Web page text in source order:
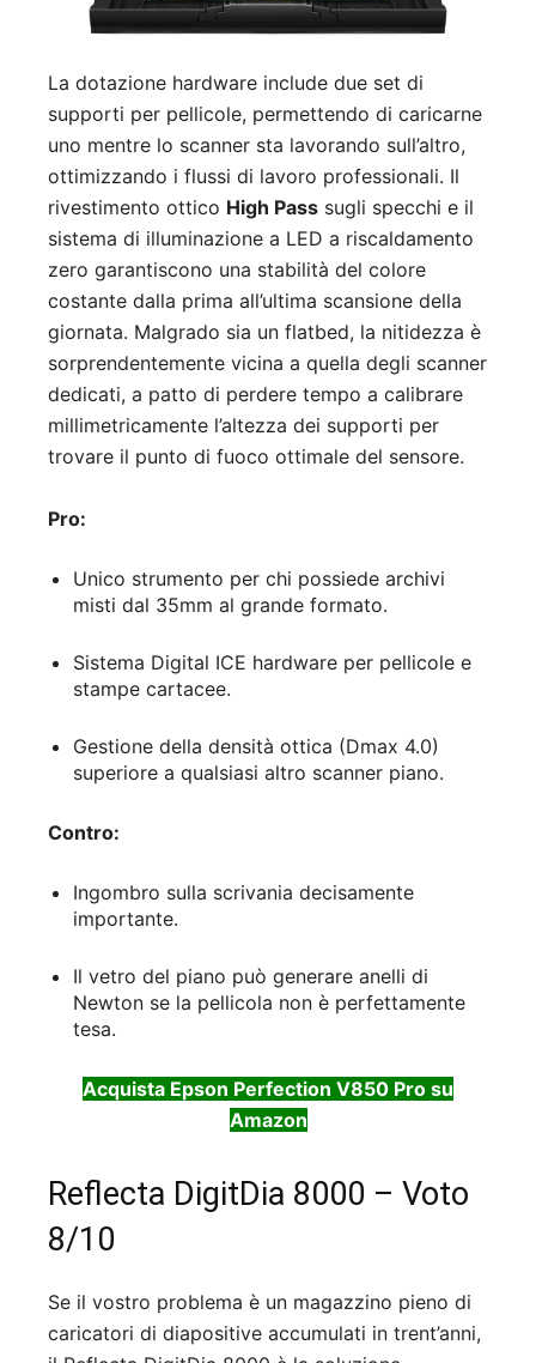
La dotazione hardware include due set di
supporti per pellicole, permettendo di caricarne
uno mentre lo scanner sta lavorando sull’altro,
ottimizzando i flussi di lavoro professionali. Il
rivestimento ottico High Pass sugli specchi e il
sistema di illuminazione a LED a riscaldamento
zero garantiscono una stabilità del colore
costante dalla prima all’ultima scansione della
giornata. Malgrado sia un flatbed, la nitidezza è
sorprendentemente vicina a quella degli scanner
dedicati, a patto di perdere tempo a calibrare
millimetricamente l’altezza dei supporti per
trovare il punto di fuoco ottimale del sensore.
Pro:
Unico strumento per chi possiede archivi
misti dal 35mm al grande formato.
Sistema Digital ICE hardware per pellicole e
stampe cartacee.
Gestione della densità ottica (Dmax 4.0)
superiore a qualsiasi altro scanner piano.
Contro:
Ingombro sulla scrivania decisamente
importante.
Il vetro del piano può generare anelli di
Newton se la pellicola non è perfettamente
tesa.
Acquista Epson Perfection V850 Pro su
Amazon
Reflecta DigitDia 8000 – Voto
8/10
Se il vostro problema è un magazzino pieno di
caricatori di diapositive accumulati in trent’anni,